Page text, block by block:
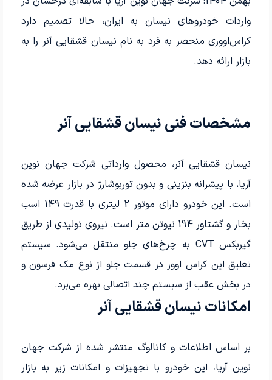
واردات خودروهای نیسان به ایران، حالا تصمیم دارد
کراس‌اووری منحصر به فرد به نام نیسان قشقایی آنر را به
بازار ارائه دهد.
مشخصات فنی نیسان قشقایی آنر
نیسان قشقایی آنر، محصول وارداتی شرکت جهان نوین
آریا، با پیشرانه بنزینی و بدون توربوشارژ در بازار عرضه شده
است. این خودرو دارای موتور 2 لیتری با قدرت 149 اسب
بخار و گشتاور 194 نیوتن متر است. نیروی تولیدی از طریق
گیربکس CVT به چرخ‌های جلو منتقل می‌شود. سیستم
تعلیق این کراس اوور در قسمت جلو از نوع مک فرسون و
در بخش عقب از سیستم چند اتصالی بهره می‌برد.
امکانات نیسان قشقایی آنر
بر اساس اطلاعات و کاتالوگ منتشر شده از شرکت جهان
نوین آریا، این خودرو با تجهیزات و امکانات زیر به بازار